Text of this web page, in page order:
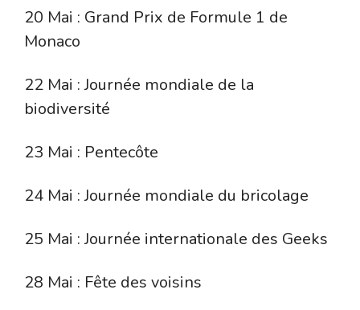
20 Mai : Grand Prix de Formule 1 de
Monaco
22 Mai : Journée mondiale de la
biodiversité
23 Mai : Pentecôte
24 Mai : Journée mondiale du bricolage
25 Mai : Journée internationale des Geeks
28 Mai : Fête des voisins